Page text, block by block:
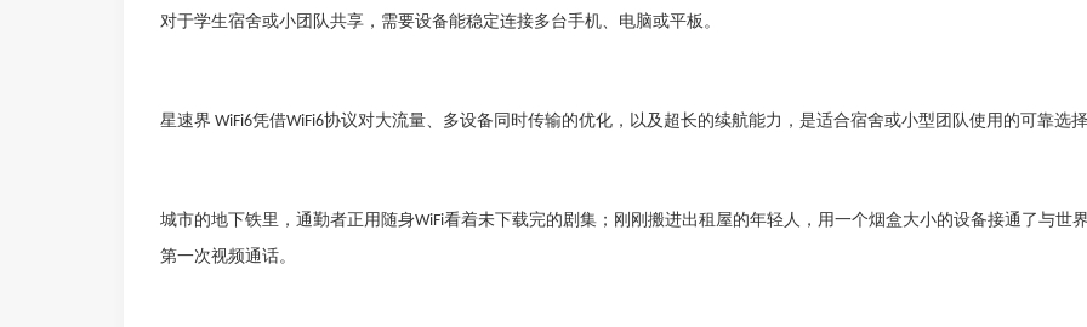
对于学生宿舍或小团队共享，需要设备能稳定连接多台手机、电脑或平板。
星速界 WiFi6凭借WiFi6协议对大流量、多设备同时传输的优化，以及超长的续航能力，是适合宿舍或小型团队使用的可靠选
城市的地下铁里，通勤者正用随身WiFi看着未下载完的剧集；刚刚搬进出租屋的年轻人，用一个烟盒大小的设备接通了与世
第一次视频通话。